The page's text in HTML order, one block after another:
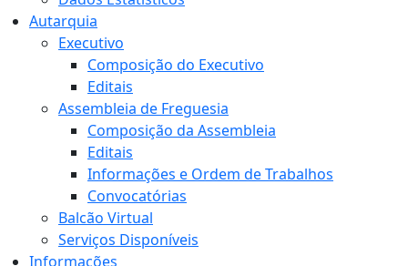
Autarquia
Executivo
Composição do Executivo
Editais
Assembleia de Freguesia
Composição da Assembleia
Editais
Informações e Ordem de Trabalhos
Convocatórias
Balcão Virtual
Serviços Disponíveis
Informações